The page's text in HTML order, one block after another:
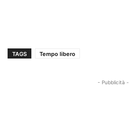
TAGS Tempo libero
- Pubblicità -